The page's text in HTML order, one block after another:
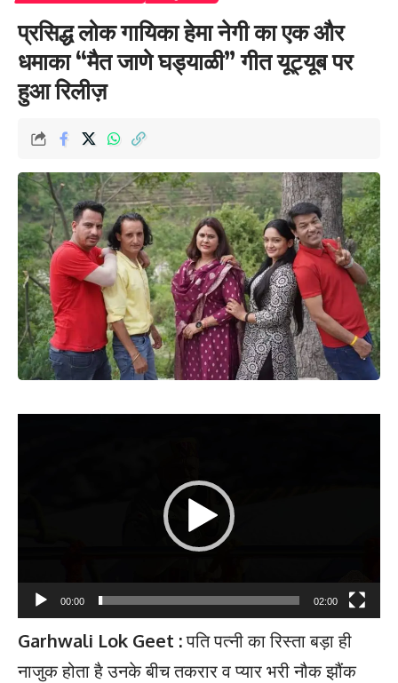
प्रसिद्ध लोक गायिका हेमा नेगी का एक और
धमाका “मैत जाणे घड्याळी” गीत यूट्यूब पर
हुआ रिलीज़
00:00 02:00
Garhwali Lok Geet :पति पत्नी का रिस्ता बड़ा ही
नाजुक होता है उनके बीच तकरार व प्यार भरी नौक झौंक